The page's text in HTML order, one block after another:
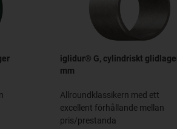
iglidur® G, cylindriskt
mm
Allroundklassikern med ett
excellent förhållande mellan
pris/prestanda